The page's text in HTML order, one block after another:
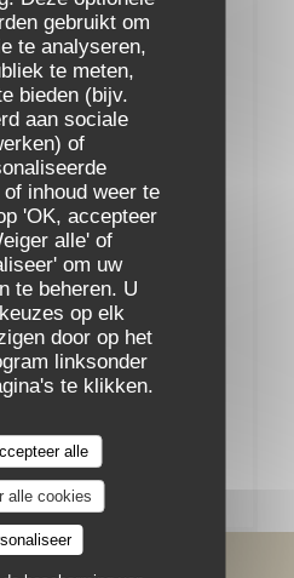
gebruikt om
te analyseren,
te meten,
bieden (bijv.
aan sociale
of
inhoud weer te
'OK, accepteer
alle' of
om uw
te beheren. U
op elk
door op het
linksonder
te klikken.
alle
alle cookies
DU MAINE
Groepsmaaltijden
le midi), Contant geld,
Debetkaart